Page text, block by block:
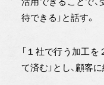
待できる」と話す。
「１社で行う加工
て済む」とし、顧客